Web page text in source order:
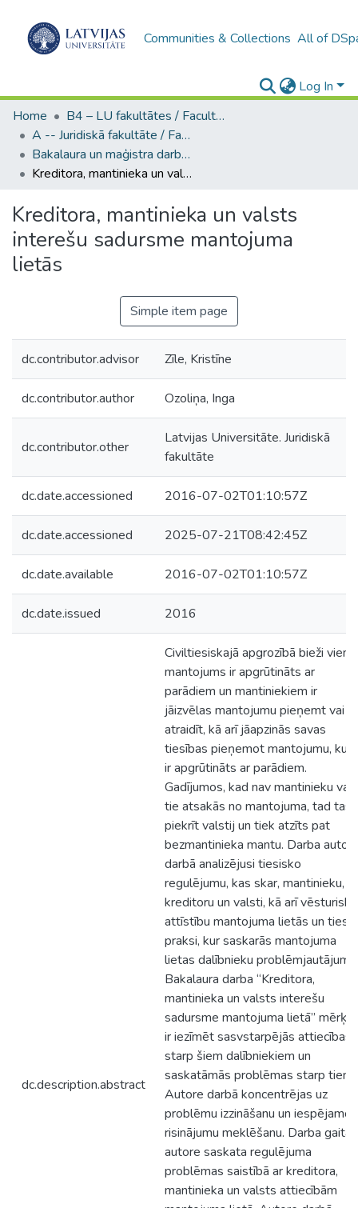
Communities & Collections All of
Log In
Home
B4 – LU fakultātes / Faculties of the UL
A -- Juridiskā fakultāte / Faculty of Law
Bakalaura un maģistra darbi (JF) / Bachelor's and Master's theses
Kreditora, mantinieka un valsts interešu sadursme mantojuma lietās
Kreditora, mantinieka un valsts
interešu sadursme mantojuma
lietās
Simple item page
dc.contributor.advisor Zīle, Kristīne
dc.contributor.author Ozoliņa, Inga
dc.contributor.other
Latvijas Universitāte. Juridiskā
fakultāte
dc.date.accessioned 2016-07-02T01:10:57Z
dc.date.accessioned 2025-07-21T08:42:45Z
dc.date.available 2016-07-02T01:10:57Z
dc.date.issued 2016
dc.description.abstract
Civiltiesiskajā apgrozībā bieži vien
mantojums ir apgrūtināts ar
parādiem un mantiniekiem ir
jāizvēlas mantojumu pieņemt vai
atraidīt, kā arī jāapzinās savas
tiesības pieņemot mantojumu, kurš
ir apgrūtināts ar parādiem.
Gadījumos, kad nav mantinieku vai
tie atsakās no mantojuma, tad tas
piekrīt valstij un tiek atzīts pat
bezmantinieka mantu. Darba
darbā analizējusi tiesisko
regulējumu, kas skar, mantinieku,
kreditoru un valsti, kā arī vēsturisko
attīstību mantojuma lietās un tiesu
praksi, kur saskarās mantojuma
lietas dalībnieku problēmjautājumi.
Bakalaura darba “Kreditora,
mantinieka un valsts interešu
sadursme mantojuma lietā” mērķis
ir iezīmēt sasvstarpējās attiecības
starp šiem dalībniekiem un
saskatāmās problēmas starp tiem.
Autore darbā koncentrējas uz
problēmu izzināšanu un iespējamo
risinājumu meklēšanu. Darba gaitā
autore saskata regulējuma
problēmas saistībā ar kreditora,
mantinieka un valsts attiecībām